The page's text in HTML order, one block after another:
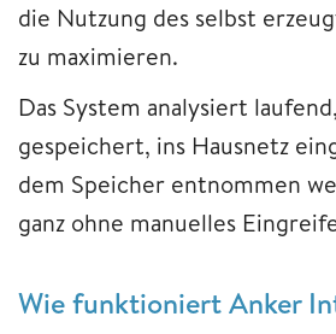
die Nutzung des selbst
zu maximieren.
Das System analysiert
gespeichert, ins Hausnetz
dem Speicher entnommen
ganz ohne manuelles
Wie funktioniert Anker